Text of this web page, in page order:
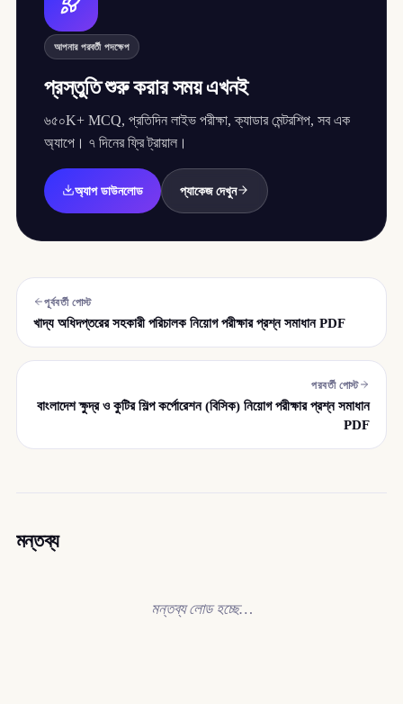
আপনার পরবর্তী পদক্ষেপ
প্রস্তুতি শুরু করার সময় এখনই
৬৫০K+ MCQ, প্রতিদিন লাইভ পরীক্ষা, ক্যাডার মেন্টরশিপ, সব এক
অ্যাপে। ৭ দিনের ফ্রি ট্রায়াল।
অ্যাপ ডাউনলোড প্যাকেজ দেখুন
পূর্ববর্তী পোস্ট
খাদ্য অধিদপ্তরের সহকারী পরিচালক নিয়োগ পরীক্ষার প্রশ্ন সমাধান PDF
পরবর্তী পোস্ট
বাংলাদেশ ক্ষুদ্র ও কুটির শিল্প কর্পোরেশন (বিসিক) নিয়োগ পরীক্ষার প্রশ্ন সমাধান
PDF
মন্তব্য
মন্তব্য লোড হচ্ছে…